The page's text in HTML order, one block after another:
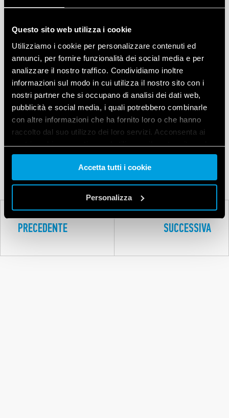
Questo sito web utilizza i cookie
Utilizziamo i cookie per personalizzare contenuti ed
annunci, per fornire funzionalità dei social media e per
analizzare il nostro traffico. Condividiamo inoltre
informazioni sul modo in cui utilizza il nostro sito con i
nostri partner che si occupano di analisi dei dati web,
pubblicità e social media, i quali potrebbero combinarle
con altre informazioni che ha fornito loro o che hanno
raccolto dal suo utilizzo dei loro servizi. Acconsenta ai
nostri cookie se continua ad utilizzare il nostro sito web.
Vai alla Cookie Policy complet a
Accetta tutti i cookie
Personalizza
TIPO
7F.30
PRECEDENTE SUCCESSIVA